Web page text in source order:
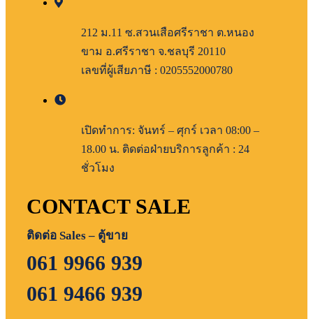
212 ม.11 ซ.สวนเสือศรีราชา ต.หนอง
ขาม อ.ศรีราชา จ.ชลบุรี 20110
เลขที่ผู้เสียภาษี : 0205552000780
เปิดทำการ: จันทร์ – ศุกร์ เวลา 08:00 –
18.00 น. ติดต่อฝ่ายบริการลูกค้า : 24
ชั่วโมง
CONTACT SALE
ติดต่อ Sales – ตู้ขาย
061 9966 939
061 9466 939